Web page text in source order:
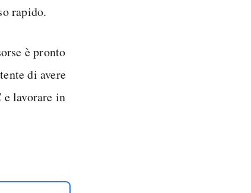
rapido.
è pronto
di avere
lavorare in